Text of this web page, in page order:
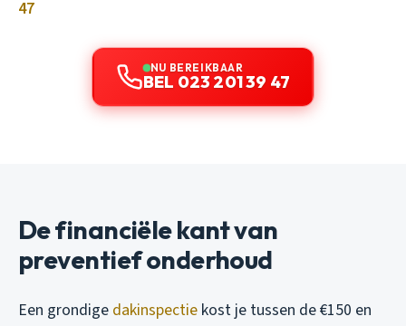
47
NU BEREIKBAAR
BEL 023 201 39 47
De financiële kant van
preventief onderhoud
Een grondige dakinspectie kost je tussen de €150 en